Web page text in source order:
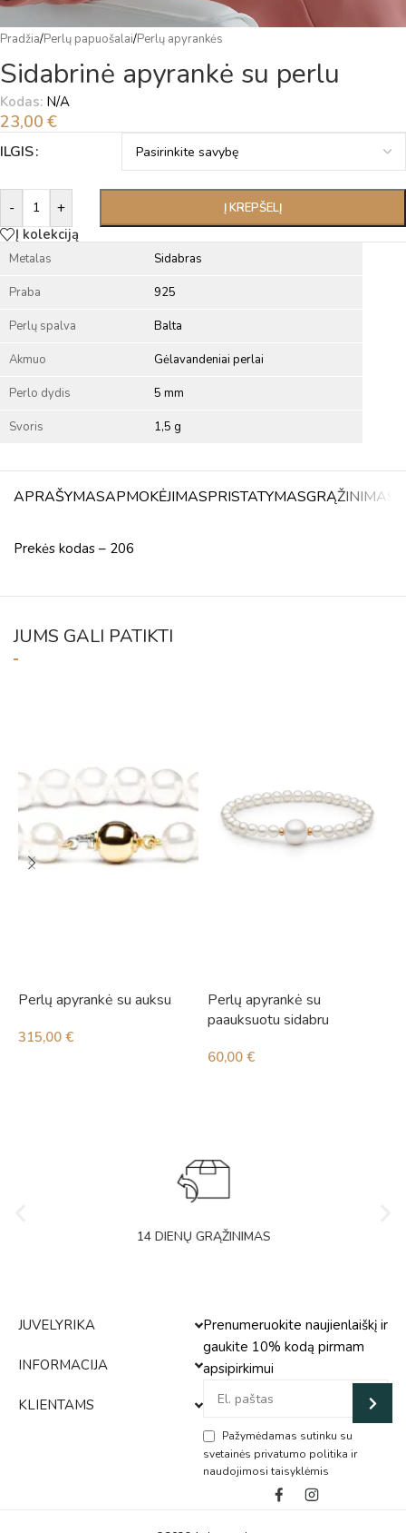
Pradžia/Perlų papuošalai/Perlų apyrankės
Sidabrinė apyrankė su perlu
Kodas: N/A
23,00 €
ILGIS
- + Į KREPŠELĮ
Alternative:
Į kolekciją
Metalas Sidabras
Praba 925
Perlų spalva Balta
Akmuo Gėlavandeniai perlai
Perlo dydis 5 mm
Svoris 1,5 g
APRAŠYMASAPMOKĖJIMASPRISTATYMASGRĄŽINIMAS
Prekės kodas – 206
JUMS GALI PATIKTI
Perlų apyrankė su auksu
315,00 €
Perlų apyrankė su
paauksuotu sidabru
60,00 €
14 DIENŲ GRĄŽINIMAS
JUVELYRIKA
INFORMACIJA
KLIENTAMS
Prenumeruokite naujienlaiškį ir
gaukite 10% kodą pirmam
apsipirkimui
Pažymėdamas sutinku su
svetainės privatumo politika ir
naudojimosi taisyklėmis
Alternative: